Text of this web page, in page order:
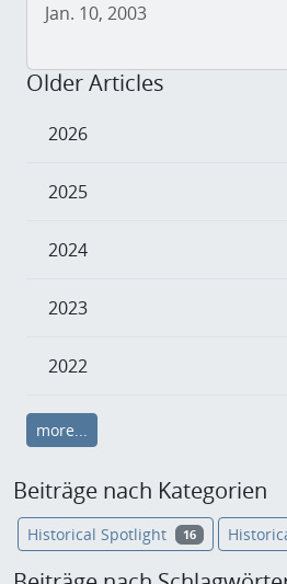
Jan. 10, 2003
Older Articles
2026
2025
2024
2023
2022
more...
Beiträge nach Kategorien
Historical Spotlight 16